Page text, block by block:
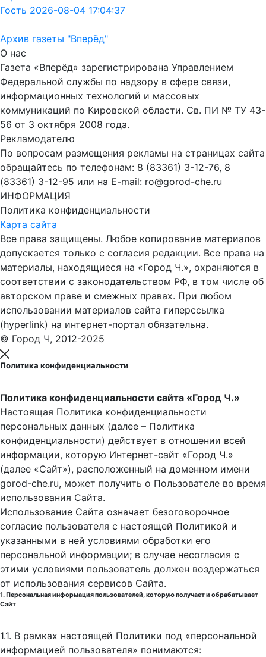
Гость 2026-08-04 17:04:37
Архив газеты "Вперёд"
О нас
Газета «Вперёд» зарегистрирована Управлением
Федеральной службы по надзору в сфере связи,
информационных технологий и массовых
коммуникаций по Кировской области. Св. ПИ № ТУ 43-
56 от 3 октября 2008 года.
Рекламодателю
По вопросам размещения рекламы на страницах сайта
обращайтесь по телефонам: 8 (83361) 3-12-76, 8
(83361) 3-12-95 или на E-mail: ro@gorod-che.ru
ИНФОРМАЦИЯ
Политика конфиденциальности
Карта сайта
Все права защищены. Любое копирование материалов
допускается только с согласия редакции. Все права на
материалы, находящиеся на «Город Ч.», охраняются в
соответствии с законодательством РФ, в том числе об
авторском праве и смежных правах. При любом
использовании материалов сайта гиперссылка
(hyperlink) на интернет-портал обязательна.
© Город Ч, 2012-2025
Политика конфиденциальности
Политика конфиденциальности сайта «Город Ч.»
Настоящая Политика конфиденциальности
персональных данных (далее – Политика
конфиденциальности) действует в отношении всей
информации, которую Интернет-сайт «Город Ч.»
(далее «Сайт»), расположенный на доменном имени
gorod-che.ru, может получить о Пользователе во время
использования Cайта.
Использование Сайта означает безоговорочное
согласие пользователя с настоящей Политикой и
указанными в ней условиями обработки его
персональной информации; в случае несогласия с
этими условиями пользователь должен воздержаться
от использования сервисов Сайта.
1. Персональная информация пользователей, которую получает и обрабатывает
Сайт
1.1. В рамках настоящей Политики под «персональной
информацией пользователя» понимаются: